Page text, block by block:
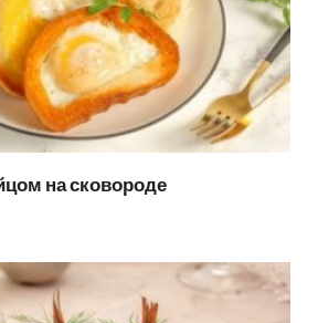
на сковороде